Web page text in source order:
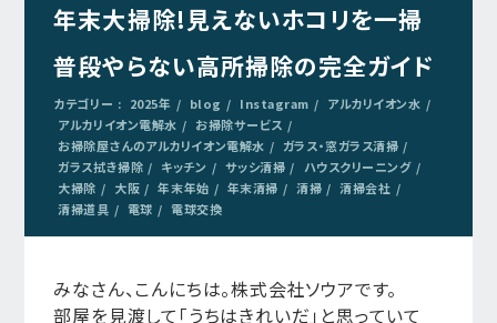
年末大掃除!見えないホコリを一掃
普段やらない高所掃除の完全ガイド
カテゴリー : 2025年 blog Instagram
アルカリイオン水
アルカリイオン電解水
お掃除サービス
お掃除屋さんのアルカリイオン電解水
ガラス・窓ガラス清掃
ガラス拭き掃除
キッチン サッシ清掃
ハウスクリーニング
大掃除
大阪 年末年始 年末清掃 清掃
清掃会社
清掃道具
電球 電球交換
みなさん、こんにちは。株式会社ソウアです。
部屋を見渡して「うちはきれいだ」と思っていて